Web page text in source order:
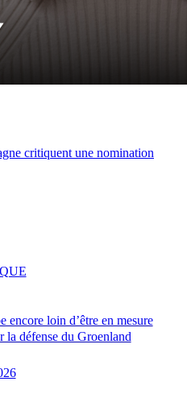
critiquent une nomination
encore loin d’être en mesure
la défense du Groenland